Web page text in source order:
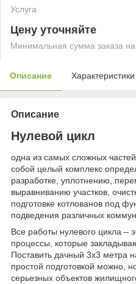
Услуга
Цену уточняйте
Минимальная сумма заказа
Описание Характеристики
Описание
Нулевой цикл
одна из самых сложных
собой целый комплекс
разработке, уплотнению,
выравниванию участков,
подготовке котлованов под
подведения различных
Все работы нулевого цикла –
процессы, которые
Поставить дачный 3х3 метра
простой подготовкой можно,
серьезных объектов